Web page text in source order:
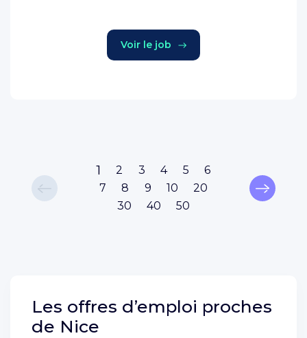
Voir le job
1 2 3 4 5
6
7
8 9 10
20
30
40 50
Les offres d’emploi proches
de Nice